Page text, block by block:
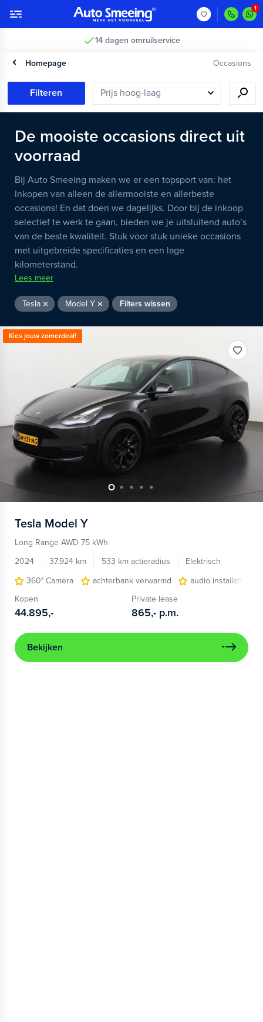
14 dagen omruilservice
Homepage Occasions
Filteren
De mooiste occasions direct uit
voorraad
Bij Auto Smeeing maken we er een topsport van: het
inkopen van alleen de allermooiste en allerbeste
occasions! En dat doen we dagelijks. Door bij de inkoop
selectief te werk te gaan, bieden we je uitsluitend auto’s
van de beste kwaliteit. Stuk voor stuk unieke occasions
met uitgebreide specificaties en een lage
kilometerstand.
Lees meer
Tesla Model Y Filters wissen
Kies jouw zomerdeal!
Tesla Model Y
Long Range AWD 75 kWh
2024
37.924 km 533 km actieradius
Elektrisch
360° Camera
achterbank verwarmd
audio installatie
Kopen
44.895,-
Private lease
865,- p.m.
Bekijken